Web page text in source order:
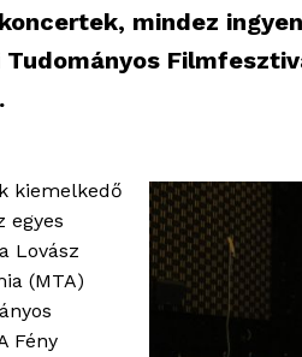
mindez
kiemelkedő
egyes
Lovász
(MTA)
Fény